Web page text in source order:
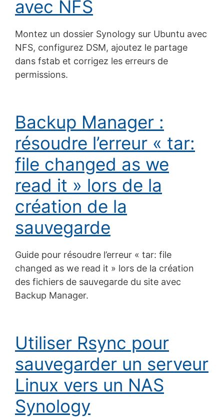
avec NFS
Montez un dossier Synology sur Ubuntu avec
NFS, configurez DSM, ajoutez le partage
dans fstab et corrigez les erreurs de
permissions.
Backup Manager :
résoudre l’erreur « tar:
file changed as we
read it » lors de la
création de la
sauvegarde
Guide pour résoudre l’erreur « tar: file
changed as we read it » lors de la création
des fichiers de sauvegarde du site avec
Backup Manager.
Utiliser Rsync pour
sauvegarder un serveur
Linux vers un NAS
Synology